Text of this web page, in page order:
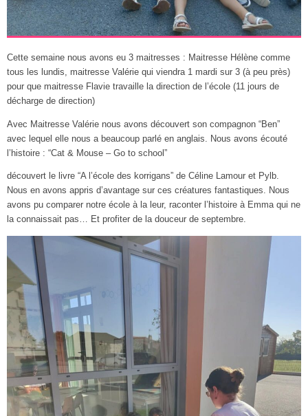
Cette semaine nous avons eu 3 maitresses : Maitresse Hélène comme
tous les lundis, maitresse Valérie qui viendra 1 mardi sur 3 (à peu près)
pour que maitresse Flavie travaille la direction de l’école (11 jours de
décharge de direction)
Avec Maitresse Valérie nous avons découvert son compagnon “Ben”
avec lequel elle nous a beaucoup parlé en anglais. Nous avons écouté
l’histoire : “Cat & Mouse – Go to school”
découvert le livre “A l’école des korrigans” de Céline Lamour et Pylb.
Nous en avons appris d’avantage sur ces créatures fantastiques. Nous
avons pu comparer notre école à la leur, raconter l’histoire à Emma qui ne
la connaissait pas… Et profiter de la douceur de septembre.